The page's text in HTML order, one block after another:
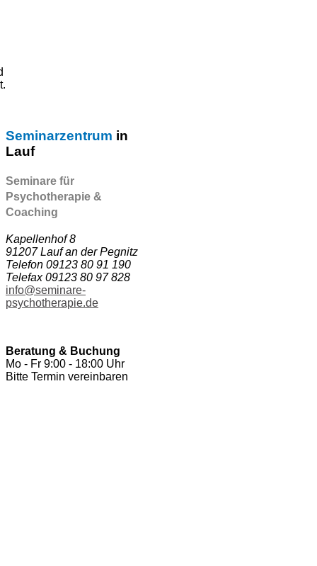
Seminarzentrum in
Lauf
Seminare für
Psychotherapie &
Coaching
Kapellenhof 8
91207 Lauf an der Pegnitz
Telefon 09123 80 91 190
Telefax 09123 80 97 828
info@seminare-
psychotherapie.de
Beratung & Buchung
Mo - Fr 9:00 - 18:00 Uhr
Bitte Termin vereinbaren